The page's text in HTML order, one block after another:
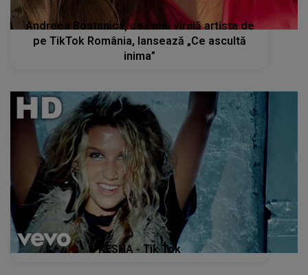
Andreea Bostanica, cea mai virală artista de
pe TikTok România, lansează „Ce ascultă
inima”
KESHA - Tik Tok